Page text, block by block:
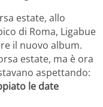
estate, allo
di Roma, Ligabue
il nuovo album.
estate, ma è ora
aspettando:
le date